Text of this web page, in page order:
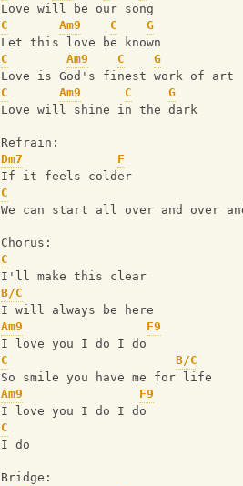
Love will be our song
C
Am9 C
G
Let this love be known
C
Am9 C
G
Love is God's finest work of art
C
Am9 C
G
Love will shine in the dark
Refrain:
Dm7
F
If it feels colder
C
We can start all over and over
Chorus:
C
I'll make this clear
B/C
I will always be here
Am9
F9
I love you I do I do
C
B/C
So smile you have me for life
Am9
F9
I love you I do I do
C
I do
Bridge: